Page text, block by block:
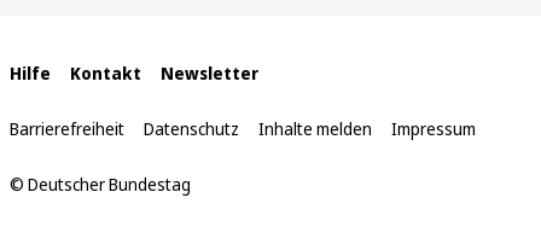
Interne
Links
Hilfe Kontakt Newsletter
Barrierefreiheit Datenschutz Inhalte melden Impressum
© Deutscher Bundestag